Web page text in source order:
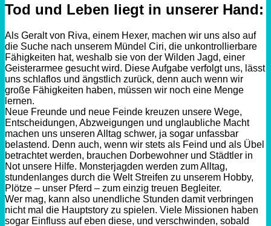
Tod und Leben liegt in unserer Hand:
Als Geraltvon Riva, einem Hexer, machen wir uns also auf
die Suche nach unserem Mündel Ciri, die unkontrollierbare
Fähigkeiten hat, weshalb sie von der Wilden Jagd, einer
Geisterarmee gesucht wird. Diese Aufgabe verfolgt uns, lässt
uns schlaflos und ängstlich zurück, denn auch wenn wir
große Fähigkeiten haben, müssen wir noch eine Menge
lernen.
Neue Freunde und neue Feinde kreuzen unsere Wege,
Entscheidungen, Abzweigungen und unglaubliche Macht
machen uns unseren Alltag schwer, ja sogar unfassbar
belastend. Denn auch, wenn wir stets als Feind und als Übel
betrachtet werden, brauchen Dorbewohner und Städtler in
Not unsere Hilfe. Monsterjagden werden zum Alltag,
stundenlanges durch die Welt Streifen zu unserem Hobby,
Plötze – unser Pferd – zum einzig treuen Begleiter.
Wer mag, kann also unendliche Stunden damit verbringen
nicht mal die Hauptstory zu spielen. Viele Missionen haben
sogar Einfluss auf eben diese, und verschwinden, sobald